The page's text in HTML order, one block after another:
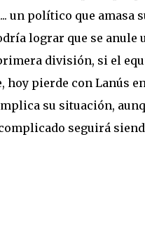
un político que amasa
lograr que se anule
división, si el
hoy pierde con Lanús
su situación,
seguirá